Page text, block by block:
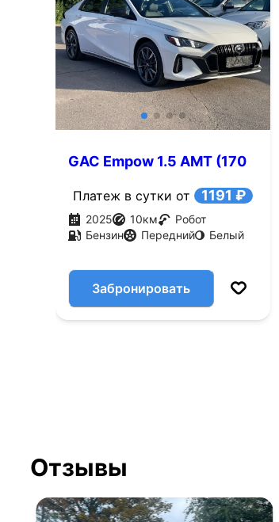
GAC Empow 1.5 AMT (170
Платеж в сутки от 1191 ₽
2025 10км
Робот
Бензин
Передний Белый
Забронировать
Отзывы